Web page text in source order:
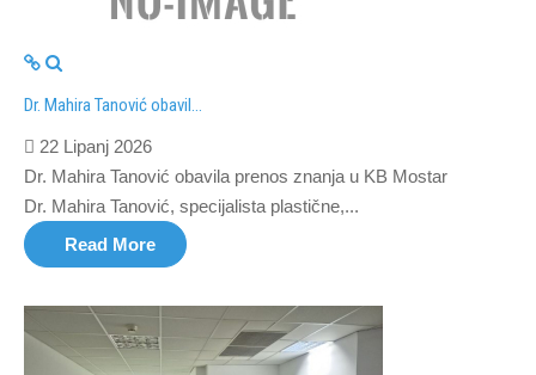
Dr. Mahira Tanović obavil...
22 Lipanj 2026
Dr. Mahira Tanović obavila prenos znanja u KB Mostar
Dr. Mahira Tanović, specijalista plastične,...
Read More